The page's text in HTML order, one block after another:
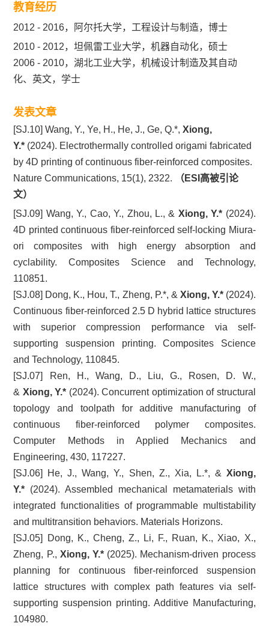
教育经历
2012 - 2016，阿尔托大学，工程设计与制造，博士
2010 - 2012，坦佩雷工业大学，机器自动化，硕士
2006 - 2010，湖北工业大学，机械设计制造及其自动
化、英文，学士
发表文章
[SJ.10] Wang, Y., Ye, H., He, J., Ge, Q.*,Xiong,
Y.* (2024). Electrothermally controlled origami fabricated
by 4D printing of continuous fiber-reinforced composites.
Nature Communications, 15(1), 2322.
（ESI高被引论
文）
[SJ.09] Wang, Y., Cao, Y., Zhou, L., & Xiong, Y.* (2024).
4D printed continuous fiber-reinforced self-locking Miura-
ori composites with high energy absorption and
cyclability. Composites Science and Technology,
110851.
[SJ.08] Dong, K., Hou, T., Zheng, P.*, & Xiong, Y.*(2024).
Continuous fiber-reinforced 2.5 D hybrid lattice structures
with superior compression performance via self-
supporting suspension printing. Composites Science
and Technology, 110845.
[SJ.07] Ren, H., Wang, D., Liu, G., Rosen, D. W.,
& Xiong, Y.* (2024). Concurrent optimization of structural
topology and toolpath for additive manufacturing of
continuous fiber-reinforced polymer composites.
Computer Methods in Applied Mechanics and
Engineering, 430, 117227.
[SJ.06] He, J., Wang, Y., Shen, Z., Xia, L.*, & Xiong,
Y.* (2024). Assembled mechanical metamaterials with
integrated functionalities of programmable multistability
and multitransition behaviors. Materials Horizons.
[SJ.05] Dong, K., Cheng, Z., Li, F., Ruan, K., Xiao, X.,
Zheng, P., Xiong, Y.* (2025). Mechanism-driven process
planning for continuous fiber-reinforced suspension
lattice structures with complex path features via self-
supporting suspension printing. Additive Manufacturing,
104980.